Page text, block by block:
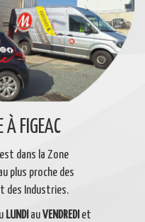
À FIGEAC
dans la Zone
plus proche des
des Industries.
LUNDI auVENDREDI et